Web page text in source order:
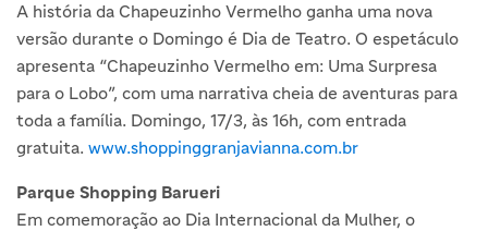
A história da Chapeuzinho Vermelho ganha uma nova
versão durante o Domingo é Dia de Teatro. O espetáculo
apresenta “Chapeuzinho Vermelho em: Uma Surpresa
para o Lobo”, com uma narrativa cheia de aventuras para
toda a família. Domingo, 17/3, às 16h, com entrada
gratuita. www.shoppinggranjavianna.com.br
Parque Shopping Barueri
Em comemoração ao Dia Internacional da Mulher, o